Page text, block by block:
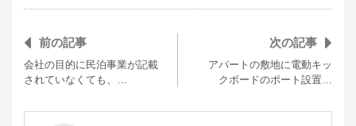
前の記事
会社の目的に民泊事業が記載
されていなくても、…
次の記事
アパートの敷地に電動キッ
クボードのポート設置…